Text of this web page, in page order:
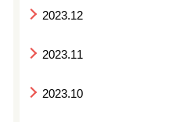
2023.12
2023.11
2023.10